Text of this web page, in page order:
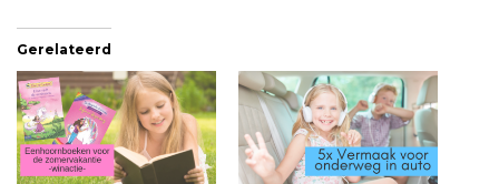
Gerelateerd